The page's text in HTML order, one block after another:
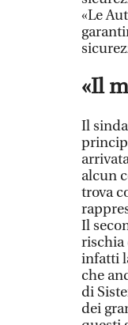
​«Le
«Il
​Il
alcun
trova
​Il
rischia
infatti
che
di
dei